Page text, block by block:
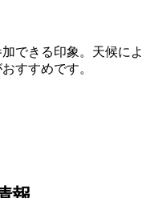
できる印象。天候によ
すすめです。